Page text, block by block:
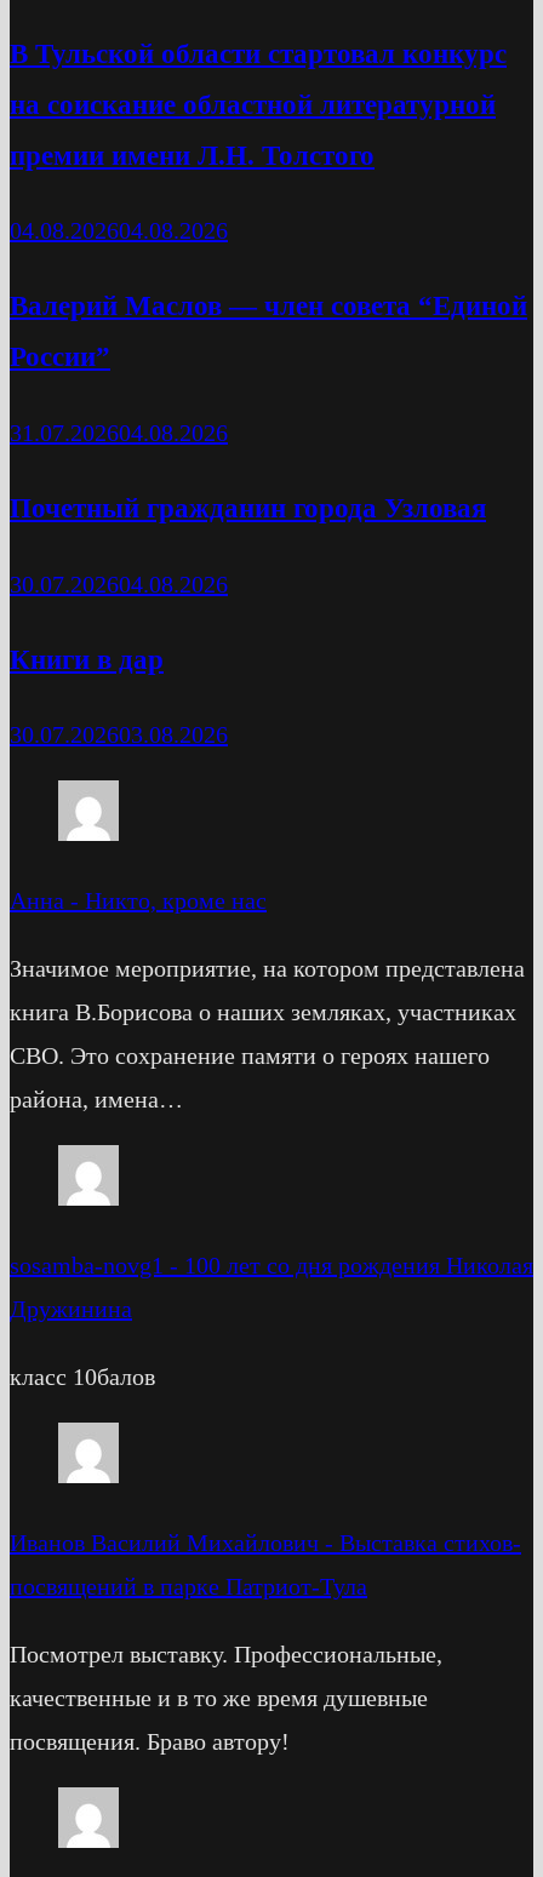
В Тульской области стартовал конкурс
на соискание областной литературной
премии имени Л.Н. Толстого
04.08.202604.08.2026
Валерий Маслов — член совета “Единой
России”
31.07.202604.08.2026
Почетный гражданин города Узловая
30.07.202604.08.2026
Книги в дар
30.07.202603.08.2026
Анна - Никто, кроме нас
Значимое мероприятие, на котором представлена
книга В.Борисова о наших земляках, участниках
СВО. Это сохранение памяти о героях нашего
района, имена…
sosamba-novg1 - 100 лет со дня рождения Николая
Дружинина
класс 10балов
Иванов Василий Михайлович - Выставка стихов-
посвящений в парке Патриот-Тула
Посмотрел выставку. Профессиональные,
качественные и в то же время душевные
посвящения. Браво автору!